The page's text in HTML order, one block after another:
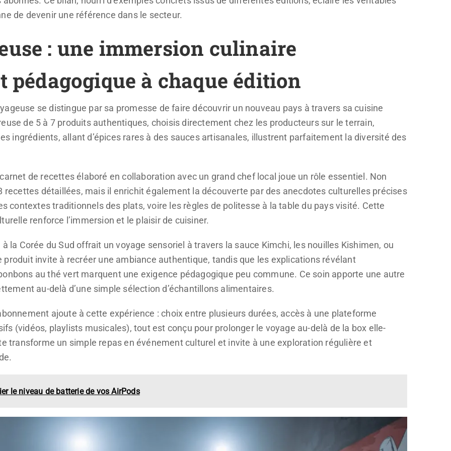
de devenir une référence dans le secteur.
: une immersion culinaire
pédagogique à chaque édition
se distingue par sa promesse de faire découvrir un nouveau pays à travers sa cuisine
de 5 à 7 produits authentiques, choisis directement chez les producteurs sur le terrain,
ingrédients, allant d’épices rares à des sauces artisanales, illustrent parfaitement la diversité des
de recettes élaboré en collaboration avec un grand chef local joue un rôle essentiel. Non
recettes détaillées, mais il enrichit également la découverte par des anecdotes culturelles précises
contextes traditionnels des plats, voire les règles de politesse à la table du pays visité. Cette
renforce l’immersion et le plaisir de cuisiner.
la Corée du Sud offrait un voyage sensoriel à travers la sauce Kimchi, les nouilles Kishimen, ou
produit invite à recréer une ambiance authentique, tandis que les explications révélant
au thé vert marquent une exigence pédagogique peu commune. Ce soin apporte une autre
au-delà d’une simple sélection d’échantillons alimentaires.
ajoute à cette expérience : choix entre plusieurs durées, accès à une plateforme
(vidéos, playlists musicales), tout est conçu pour prolonger le voyage au-delà de la box elle-
transforme un simple repas en événement culturel et invite à une exploration régulière et
le niveau de batterie de vos AirPods